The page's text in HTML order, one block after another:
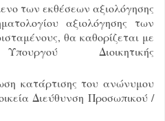
των εκθέσεων αξιολόγησης
αξιολόγησης των
θα καθορίζεται με
Διοικητικής
κατάρτισης του ανώνυμου
Διεύθυνση Προσωπικού /